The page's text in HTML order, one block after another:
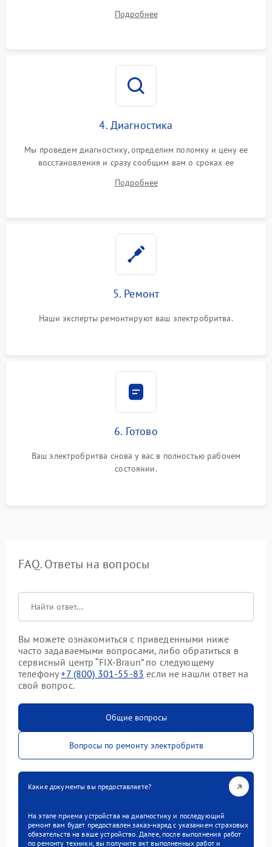
Подробнее
4. Диагностика
Мы проведем диагностику, определим поломку и цену ее
восстановления и сразу сообщим вам о сроках ее
Подробнее
5. Ремонт
Наши эксперты ремонтируют ваш электробритва.
6. Готово
Ваш электробритва снова у вас в полностью рабочем
состоянии.
FAQ. Ответы на вопросы
Вы можете ознакомиться с приведенными ниже
часто задаваемыми вопросами, либо обратиться в
сервисный центр “FIX-Braun” по следующему
телефону+7 (800) 301-55-83 если не нашли ответ на
свой вопрос.
Общие вопросы
Вопросы по ремонту электробритв
Какие документы вы предоставляете?
На этапе приема устройства на диагностику и последующий
ремонт вам будет предоставлен заказ-наряд с указанием страховых
обязательств на ваше устройство. Далее, после выполнения работ
по ремонту техники, вы получите акт выполненных работ и